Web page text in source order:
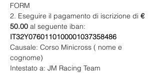
FORM
2. Eseguire il pagamento di iscrizione di €
50.00 al seguente iban:
IT32Y0760110100001037358486
​Causale: Corso Minicross ( nome e
cognome)
Intestato a: JM Racing Team